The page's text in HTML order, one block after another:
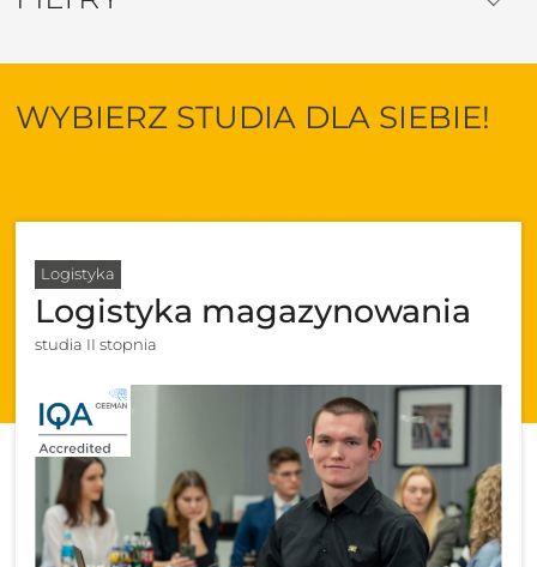
WYBIERZ STUDIA DLA SIEBIE!
Logistyka
Logistyka magazynowania
studia II stopnia